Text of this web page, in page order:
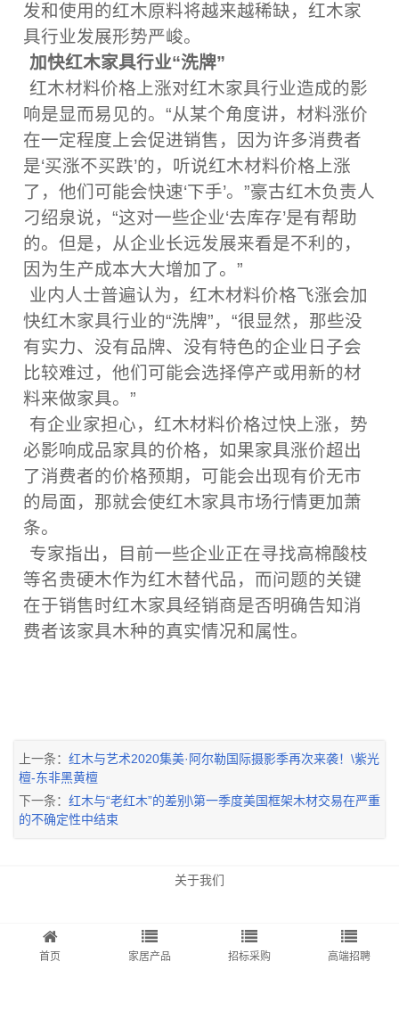
发和使用的红木原料将越来越稀缺，红木家
具行业发展形势严峻。
加快红木家具行业“洗牌”
红木材料价格上涨对红木家具行业造成的影
响是显而易见的。“从某个角度讲，材料涨价
在一定程度上会促进销售，因为许多消费者
是‘买涨不买跌’的，听说红木材料价格上涨
了，他们可能会快速‘下手’。”豪古红木负责人
刁绍泉说，“这对一些企业‘去库存’是有帮助
的。但是，从企业长远发展来看是不利的，
因为生产成本大大增加了。”
业内人士普遍认为，红木材料价格飞涨会加
快红木家具行业的“洗牌”，“很显然，那些没
有实力、没有品牌、没有特色的企业日子会
比较难过，他们可能会选择停产或用新的材
料来做家具。”
有企业家担心，红木材料价格过快上涨，势
必影响成品家具的价格，如果家具涨价超出
了消费者的价格预期，可能会出现有价无市
的局面，那就会使红木家具市场行情更加萧
条。
专家指出，目前一些企业正在寻找高棉酸枝
等名贵硬木作为红木替代品，而问题的关键
在于销售时红木家具经销商是否明确告知消
费者该家具木种的真实情况和属性。
上一条： 红木与艺术2020集美·阿尔勒国际摄影季再次来袭！\紫光
檀-东非黑黄檀
下一条： 红木与“老红木”的差别\第一季度美国框架木材交易在严重
的不确定性中结束
首页 家居产品 招标采购 高端招聘
关于我们